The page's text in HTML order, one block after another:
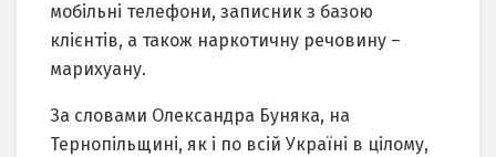
мобільні телефони, записник з базою
клієнтів, а також наркотичну речовину –
марихуану.
За словами Олександра Буняка, на
Тернопільщині, як і по всій Україні в цілому,